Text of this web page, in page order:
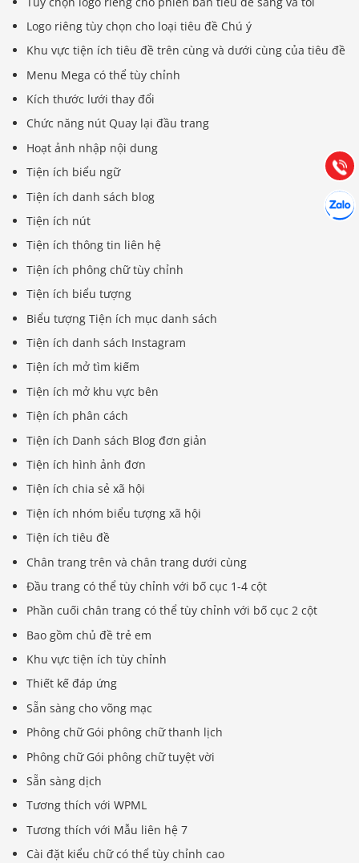
Logo riêng tùy chọn cho loại tiêu đề Chú ý
Khu vực tiện ích tiêu đề trên cùng và dưới cùng của tiêu đề
Menu Mega có thể tùy chỉnh
Kích thước lưới thay đổi
Chức năng nút Quay lại đầu trang
Hoạt ảnh nhập nội dung
Tiện ích biểu ngữ
Tiện ích danh sách blog
Tiện ích nút
Tiện ích thông tin liên hệ
Tiện ích phông chữ tùy chỉnh
Tiện ích biểu tượng
Biểu tượng Tiện ích mục danh sách
Tiện ích danh sách Instagram
Tiện ích mở tìm kiếm
Tiện ích mở khu vực bên
Tiện ích phân cách
Tiện ích Danh sách Blog đơn giản
Tiện ích hình ảnh đơn
Tiện ích chia sẻ xã hội
Tiện ích nhóm biểu tượng xã hội
Tiện ích tiêu đề
Chân trang trên và chân trang dưới cùng
Đầu trang có thể tùy chỉnh với bố cục 1-4 cột
Phần cuối chân trang có thể tùy chỉnh với bố cục 2 cột
Bao gồm chủ đề trẻ em
Khu vực tiện ích tùy chỉnh
Thiết kế đáp ứng
Sẵn sàng cho võng mạc
Phông chữ Gói phông chữ thanh lịch
Phông chữ Gói phông chữ tuyệt vời
Sẵn sàng dịch
Tương thích với WPML
Tương thích với Mẫu liên hệ 7
Cài đặt kiểu chữ có thể tùy chỉnh cao
Gọi
(028) 22.166.144
Chát